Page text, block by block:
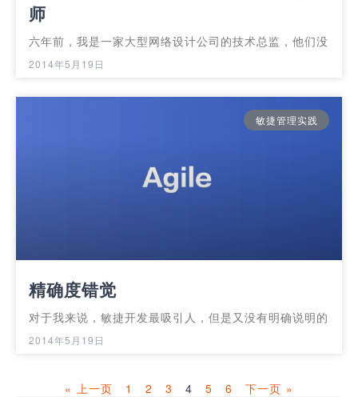
师
六年前，我是一家大型网络设计公司的技术总监，他们没
2014年5月19日
敏捷管理实践
精确度错觉
对于我来说，敏捷开发最吸引人，但是又没有明确说明的
2014年5月19日
« 上一页 1 2 3 4 5 6 下一页 »